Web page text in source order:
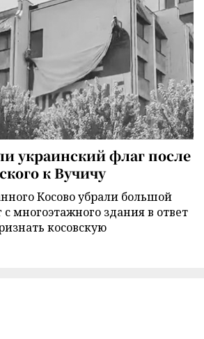
украинский флаг после
к Вучичу
Косово убрали большой
многоэтажного здания в ответ
косовскую